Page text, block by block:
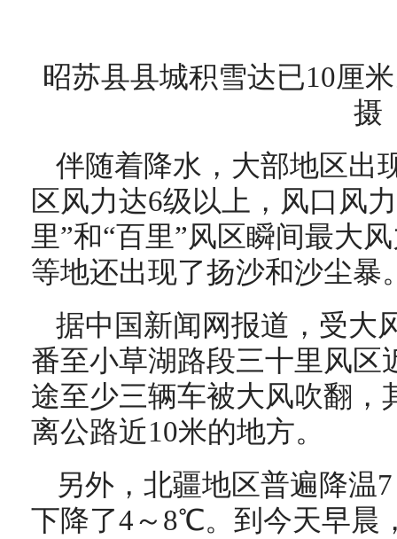
昭苏县县城积雪达已10厘
摄
伴随着降水，大部地区出
区风力达6级以上，风口风
里”和“百里”风区瞬间最大
等地还出现了扬沙和沙尘暴
据中国新闻网报道，受大
番至小草湖路段三十里风区
途至少三辆车被大风吹翻，
离公路近10米的地方。
另外，北疆地区普遍降温
下降了4～8℃。到今天早晨